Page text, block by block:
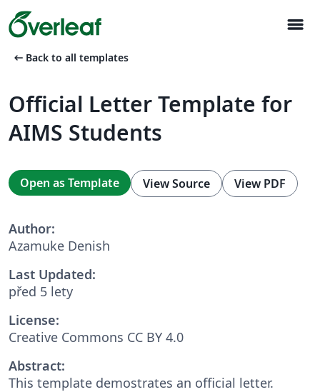
menu
arrow_left_alt Back to all templates
Official Letter Template for
AIMS Students
Open as Template View Source View PDF
Author:
Azamuke Denish
Last Updated:
před 5 lety
License:
Creative Commons CC BY 4.0
Abstract:
This template demostrates an official letter.